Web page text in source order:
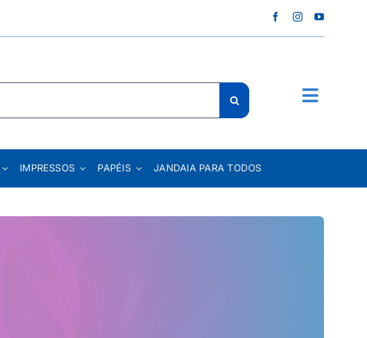
IMPRESSOS PAPÉIS JANDAIA PARA TODOS